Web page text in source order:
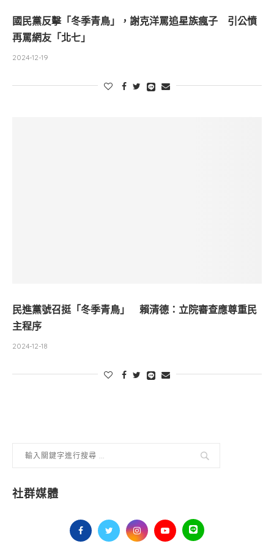
國民黨反擊「冬季青鳥」，謝克洋罵追星族瘋子 引公憤
再罵網友「北七」
2024-12-19
民進黨號召挺「冬季青鳥」 賴清德：立院審查應尊重民
主程序
2024-12-18
社群媒體